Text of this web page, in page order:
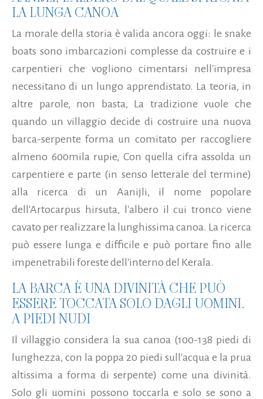
LA LUNGA CANOA
La morale della storia è valida ancora oggi: le snake
boats sono imbarcazioni complesse da costruire e i
carpentieri che vogliono cimentarsi nell'impresa
necessitano di un lungo apprendistato. La teoria, in
altre parole, non basta, La tradizione vuole che
quando un villaggio decide di costruire una nuova
barca-serpente forma un comitato per raccogliere
almeno 600mila rupie, Con quella cifra assolda un
carpentiere e parte (in senso letterale del termine)
alla ricerca di un Aanijli, il nome popolare
dell'Artocarpus hirsuta, l'albero il cui tronco viene
cavato per realizzare la lunghissima canoa. La ricerca
può essere lunga e difficile e può portare fino alle
impenetrabili foreste dell'interno del Kerala.
LA BARCA È UNA DIVINITÀ CHE PUÒ
ESSERE TOCCATA SOLO DAGLI UOMINI.
A PIEDI NUDI
Il villaggio considera la sua canoa (100-138 piedi di
lunghezza, con la poppa 20 piedi sull'acqua e la prua
altissima a forma di serpente) come una divinità.
Solo gli uomini possono toccarla e solo se sono a